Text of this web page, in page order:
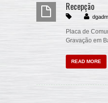
Recepção
Placa de
Gravação em
READ MORE